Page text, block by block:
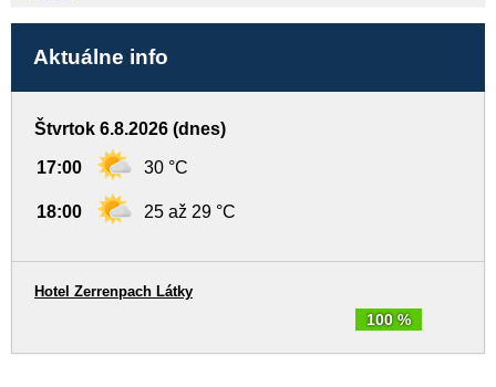
Aktuálne info
Štvrtok 6.8.2026 (dnes)
17:00 30 °C
18:00 25 až 29 °C
100 %
Hotel Zerrenpach Látky